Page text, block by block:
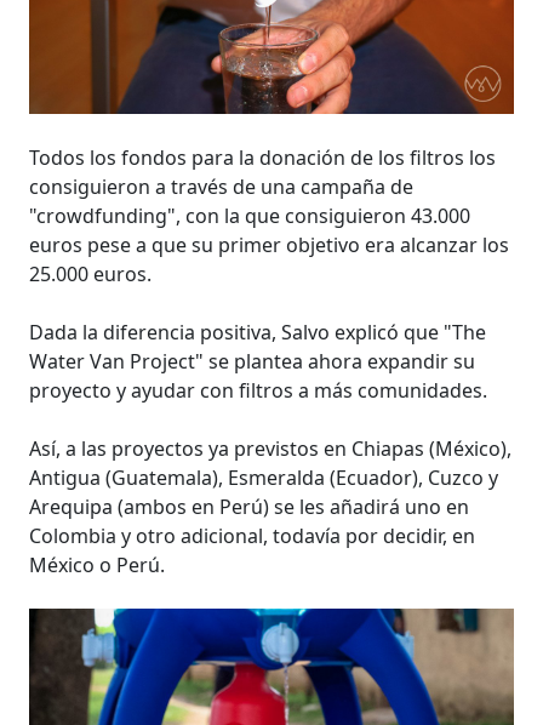
Todos los fondos para la donación de los filtros los
consiguieron a través de una campaña de
"crowdfunding", con la que consiguieron 43.000
euros pese a que su primer objetivo era alcanzar los
25.000 euros.
Dada la diferencia positiva, Salvo explicó que "The
Water Van Project" se plantea ahora expandir su
proyecto y ayudar con filtros a más comunidades.
Así, a las proyectos ya previstos en Chiapas (México),
Antigua (Guatemala), Esmeralda (Ecuador), Cuzco y
Arequipa (ambos en Perú) se les añadirá uno en
Colombia y otro adicional, todavía por decidir, en
México o Perú.